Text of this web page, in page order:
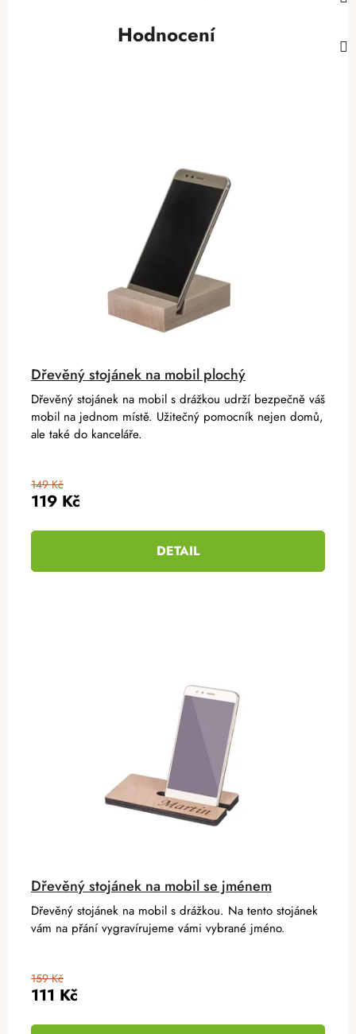
Hodnocení
Dřevěný stojánek na mobil plochý
119 Kč
149 Kč
DETAIL
Dřevěný stojánek na mobil s drážkou udrží bezpečně váš
mobil na jednom místě. Užitečný pomocník nejen domů,
ale také do kanceláře.
Dřevěný stojánek na mobil se jménem
111 Kč
159 Kč
Dřevěný stojánek na mobil s drážkou. Na tento stojánek
vám na přání vygravírujeme vámi vybrané jméno.